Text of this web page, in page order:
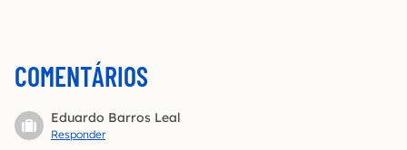
COMENTÁRIOS
Eduardo Barros Leal
Responder